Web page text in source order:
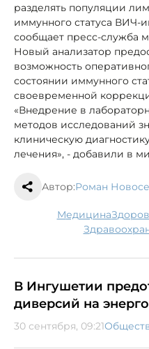
разделять популяции
иммунного статуса ВИЧ-
сообщает пресс-служба
Новый анализатор
возможность
состоянии иммунного
своевременной
«Внедрение в
методов исследований
клиническую
лечения», - добавили в
Автор:Роман
медицина
В Ингушетии
диверсий на
30 сентября, 09:21